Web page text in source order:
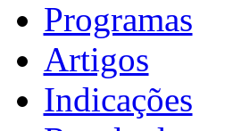
Programas
Artigos
Indicações